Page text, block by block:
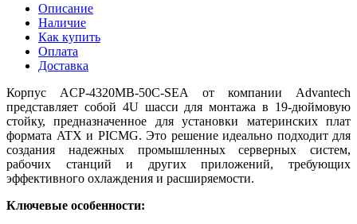
Описание
Наличие
Как купить
Оплата
Доставка
Корпус ACP-4320MB-50C-SEA от компании Advantech
представляет собой 4U шасси для монтажа в 19-дюймовую
стойку, предназначенное для установки материнских плат
формата ATX и PICMG. Это решение идеально подходит для
создания надежных промышленных серверных систем,
рабочих станций и других приложений, требующих
эффективного охлаждения и расширяемости.
Ключевые особенности: